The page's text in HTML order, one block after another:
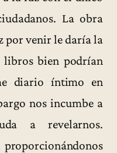
La obra
por venir le daría la
libros bien podrían
diario íntimo en
nos incumbe a
a revelarnos.